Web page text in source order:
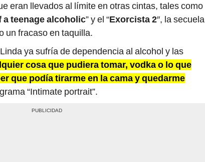
eran llevados al límite en otras cintas, tales como
a teenage alcoholic” y el “Exorcista 2″, la secuela
un fracaso en taquilla.
ya sufría de dependencia al alcohol y las
cosa que pudiera tomar, vodka o lo que
que podía tirarme en la cama y quedarme
“Intimate portrait”.